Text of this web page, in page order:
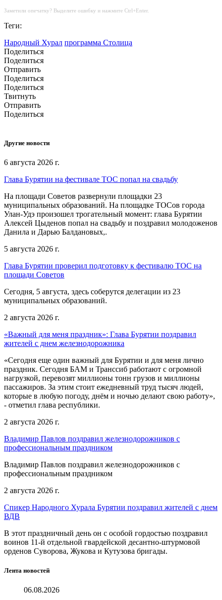
Заметили опечатку? Выделите ошибку и нажмите Ctrl+Enter.
Теги:
Народный Хурал программа Столица
Поделиться
Поделиться
Отправить
Поделиться
Поделиться
Твитнуть
Отправить
Поделиться
Другие новости
6 августа 2026 г.
Глава Бурятии на фестивале ТОС попал на свадьбу
На площади Советов развернули площадки 23
муниципальных образований. На площадке ТОСов города
Улан-Удэ произошел трогательный момент: глава Бурятии
Алексей Цыденов попал на свадьбу и поздравил молодоженов
Данила и Дарью Балдановых,.
5 августа 2026 г.
Глава Бурятии проверил подготовку к фестивалю ТОС на
площади Советов
Сегодня, 5 августа, здесь соберутся делегации из 23
муниципальных образований.
2 августа 2026 г.
«Важный для меня праздник»: Глава Бурятии поздравил
жителей с днем железнодорожника
«Сегодня еще один важный для Бурятии и для меня лично
праздник. Сегодня БАМ и Транссиб работают с огромной
нагрузкой, перевозят миллионы тонн грузов и миллионы
пассажиров. За этим стоит ежедневный труд тысяч людей,
которые в любую погоду, днём и ночью делают свою работу»,
- отметил глава республики.
2 августа 2026 г.
Владимир Павлов поздравил железнодорожников с
профессиональным праздником
Владимир Павлов поздравил железнодорожников с
профессиональным праздником
2 августа 2026 г.
Спикер Народного Хурала Бурятии поздравил жителей с днем
ВДВ
В этот праздничный день он с особой гордостью поздравил
воинов 11-й отдельной гвардейской десантно-штурмовой
орденов Суворова, Жукова и Кутузова бригады.
Лента новостей
06.08.2026